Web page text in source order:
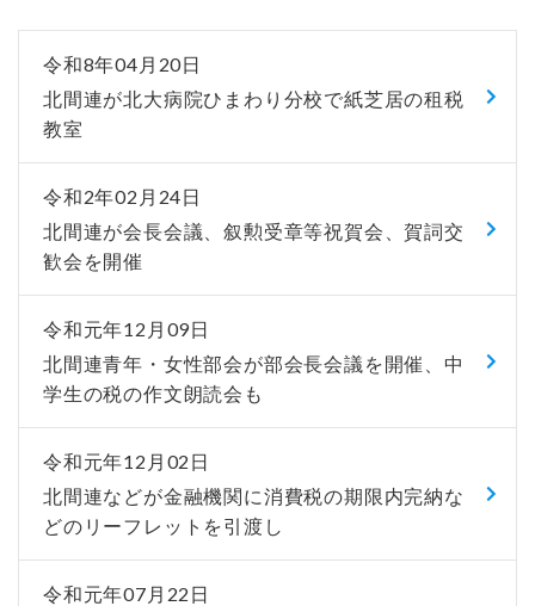
令和8年04月20日
北間連が北大病院ひまわり分校で紙芝居の租税
教室
令和2年02月24日
北間連が会長会議、叙勲受章等祝賀会、賀詞交
歓会を開催
令和元年12月09日
北間連青年・女性部会が部会長会議を開催、中
学生の税の作文朗読会も
令和元年12月02日
北間連などが金融機関に消費税の期限内完納な
どのリーフレットを引渡し
令和元年07月22日